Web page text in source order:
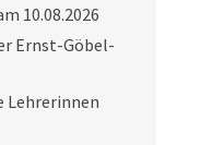
10.08.2026
Ernst-Göbel-
Lehrerinnen